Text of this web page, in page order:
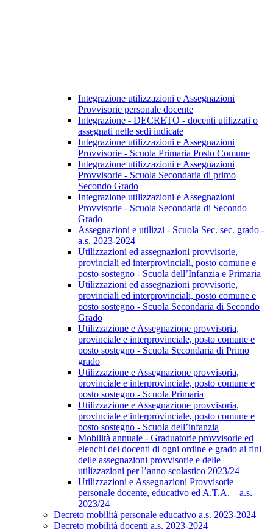
Integrazione utilizzazioni e Assegnazioni
Provvisorie personale docente
Integrazione - DECRETO - docenti utilizzati o
assegnati nelle sedi indicate
Integrazione utilizzazioni e Assegnazioni
Provvisorie - Scuola Primaria Posto Comune
Integrazione utilizzazioni e Assegnazioni
Provvisorie - Scuola Secondaria di primo
Secondo Grado
Integrazione utilizzazioni e Assegnazioni
Provvisorie - Scuola Secondaria di Secondo
Grado
Assegnazioni e utilizzi - Scuola Sec. sec. grado -
a.s. 2023-2024
Utilizzazioni ed assegnazioni provvisorie,
provinciali ed interprovinciali, posto comune e
posto sostegno - Scuola dell’Infanzia e Primaria
Utilizzazioni ed assegnazioni provvisorie,
provinciali ed interprovinciali, posto comune e
posto sostegno - Scuola Secondaria di Secondo
Grado
Utilizzazione e Assegnazione provvisoria,
provinciale e interprovinciale, posto comune e
posto sostegno - Scuola Secondaria di Primo
grado
Utilizzazione e Assegnazione provvisoria,
provinciale e interprovinciale, posto comune e
posto sostegno - Scuola Primaria
Utilizzazione e Assegnazione provvisoria,
provinciale e interprovinciale, posto comune e
posto sostegno - Scuola dell’infanzia
Mobilità annuale - Graduatorie provvisorie ed
elenchi dei docenti di ogni ordine e grado ai fini
delle assegnazioni provvisorie e delle
utilizzazioni per l’anno scolastico 2023/24
Utilizzazioni e Assegnazioni Provvisorie
personale docente, educativo ed A.T.A. – a.s.
2023/24
Decreto mobilità personale educativo a.s. 2023-2024
Decreto mobilità docenti a.s. 2023-2024